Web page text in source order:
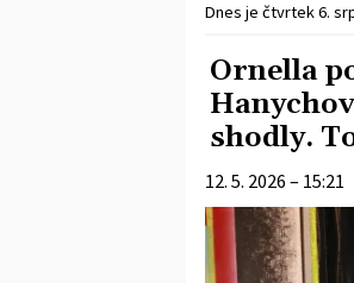
Dnes je čtvrtek6.
Ornella
shodly.
12. 5. 2026 – 15:21